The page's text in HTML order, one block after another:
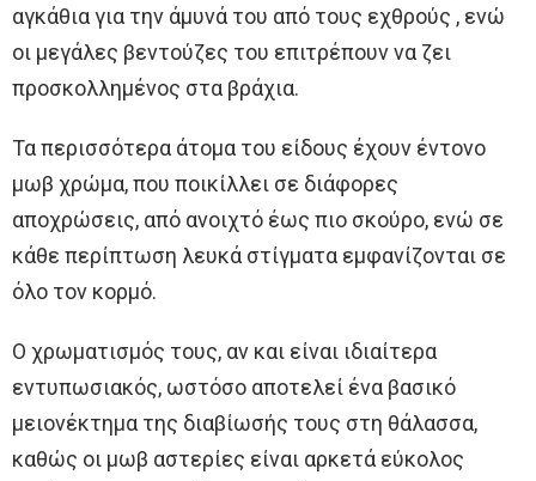
αγκάθια για την άμυνά του από τους εχθρούς , ενώ
οι μεγάλες βεντούζες του επιτρέπουν να ζει
προσκολλημένος στα βράχια.
Τα περισσότερα άτομα του είδους έχουν έντονο
μωβ χρώμα, που ποικίλλει σε διάφορες
αποχρώσεις, από ανοιχτό έως πιο σκούρο, ενώ σε
κάθε περίπτωση λευκά στίγματα εμφανίζονται σε
όλο τον κορμό.
Ο χρωματισμός τους, αν και είναι ιδιαίτερα
εντυπωσιακός, ωστόσο αποτελεί ένα βασικό
μειονέκτημα της διαβίωσής τους στη θάλασσα,
καθώς οι μωβ αστερίες είναι αρκετά εύκολος